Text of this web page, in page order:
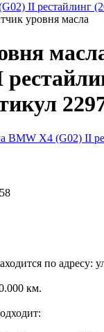
II рестайлинг
уровня масла
по адресу:
км.